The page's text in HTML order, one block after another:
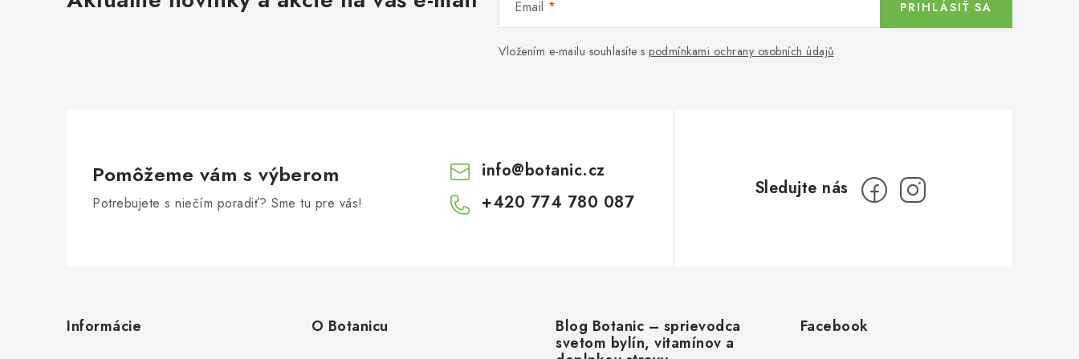
Email
Vložením e-mailu souhlasíte s podmínkami ochrany osobních údajů
PRIHLÁSIŤ SA
Pomôžeme vám s výberom
Potrebujete s niečím poradiť? Sme tu pre vás!
info@botanic.cz
+420 774 780 087
Informácie O Botanicu
Blog Botanic – sprievodca
svetom bylín, vitamínov a
Facebook